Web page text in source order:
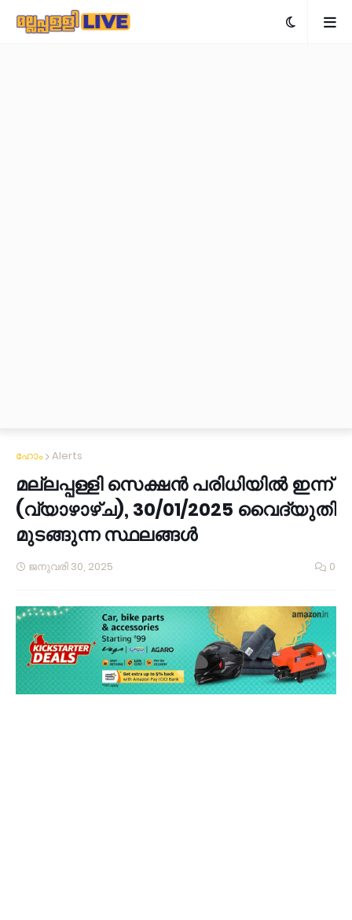
ഹോം Alerts
മല്ലപ്പള്ളി സെക്ഷൻ പരിധിയിൽ ഇന്ന്
(വ്യാഴാഴ്ച), 30/01/2025 വൈദ്യുതി
മുടങ്ങുന്ന സ്ഥലങ്ങൾ
ജനുവരി 30, 2025 0